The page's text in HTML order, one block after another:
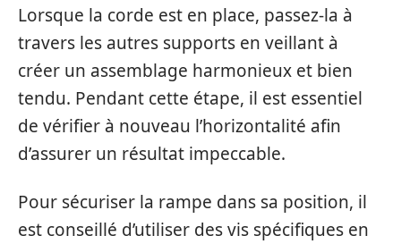
Lorsque la corde est en place, passez-la à
travers les autres supports en veillant à
créer un assemblage harmonieux et bien
tendu. Pendant cette étape, il est essentiel
de vérifier à nouveau l’horizontalité afin
d’assurer un résultat impeccable.
Pour sécuriser la rampe dans sa position, il
est conseillé d’utiliser des vis spécifiques en